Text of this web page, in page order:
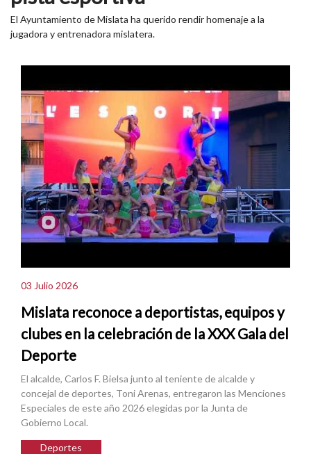
El Ayuntamiento de Mislata ha querido rendir homenaje a la
jugadora y entrenadora mislatera.
03 Julio 2026
Mislata reconoce a deportistas, equipos y
clubes en la celebración de la XXX Gala del
Deporte
El alcalde, Carlos F. Bielsa junto al teniente de alcalde y
concejal de deportes, Toni Arenas, entregaron las Menciones
Especiales de este año 2026 elegidas por la Junta de
Gobierno Local.
Deportes